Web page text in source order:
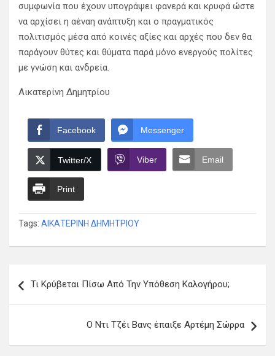
συμφωνία που έχουν υπογράψει φανερά και κρυφά ώστε
να αρχίσει η αέναη ανάπτυξη και ο πραγματικός
πολιτισμός μέσα από κοινές αξίες και αρχές που δεν θα
παράγουν θύτες και θύματα παρά μόνο ενεργούς πολίτες
με γνώση και ανδρεία.
Αικατερίνη Δημητρίου
Facebook Messenger
Twitter/X Viber Email
Print
Tags: ΑΙΚΑΤΕΡΙΝΗ ΔΗΜΗΤΡΙΟΥ
άρθρων
Τι Κρύβεται Πίσω Από Την Υπόθεση Καλογήρου;
Ο Ντι Τζέι Βανς έπαιξε Αρτέμη Σώρρα